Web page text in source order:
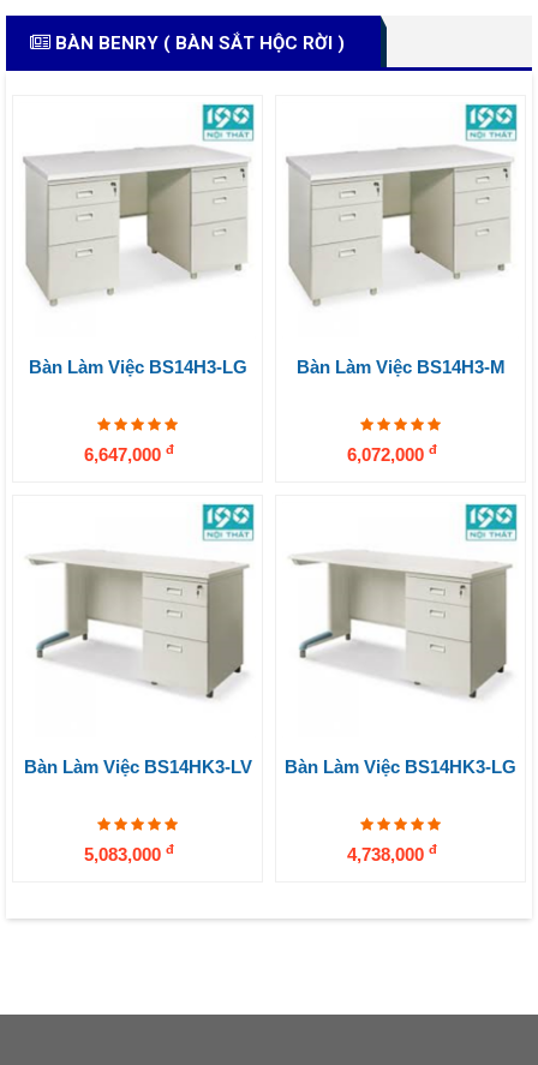
BÀN BENRY ( BÀN SẮT HỘC RỜI )
Bàn Làm Việc BS14H3-LG
6,647,000 đ
Bàn Làm Việc BS14H3-M
6,072,000 đ
Bàn Làm Việc BS14HK3-LV
5,083,000 đ
Bàn Làm Việc BS14HK3-LG
4,738,000 đ